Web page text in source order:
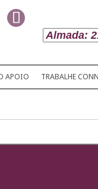
APOIO TRABALHE